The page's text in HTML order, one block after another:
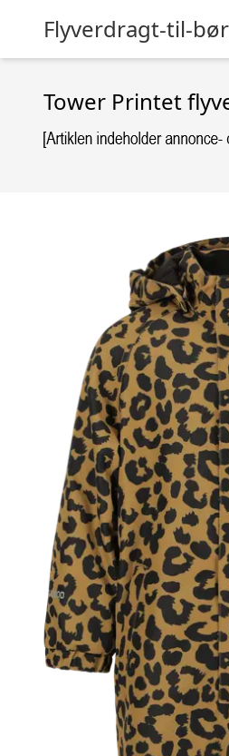
Flyverdragt-til-
Tower Printet